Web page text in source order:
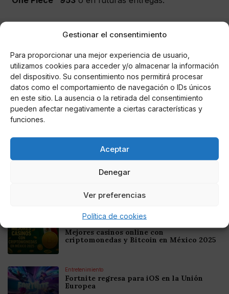
Gestionar el consentimiento
Para proporcionar una mejor experiencia de usuario,
utilizamos cookies para acceder y/o almacenar la información
del dispositivo. Su consentimiento nos permitirá procesar
datos como el comportamiento de navegación o IDs únicos
en este sitio. La ausencia o la retirada del consentimiento
pueden afectar negativamente a ciertas características y
funciones.
Aceptar
Denegar
Ver preferencias
Política de cookies
AUTOR
Mario Astorga D
Noticias relacionadas
Mejores Cripto Casinos Online en
Colombia 2025: Bitcoin Casinos
Criptomonedas en Argentina 2025
Mejores casinos online con
criptomonedas y Bitcoin en México 2025
Entretenimiento
Fortnite regresa para iOS en la Unión
Europea